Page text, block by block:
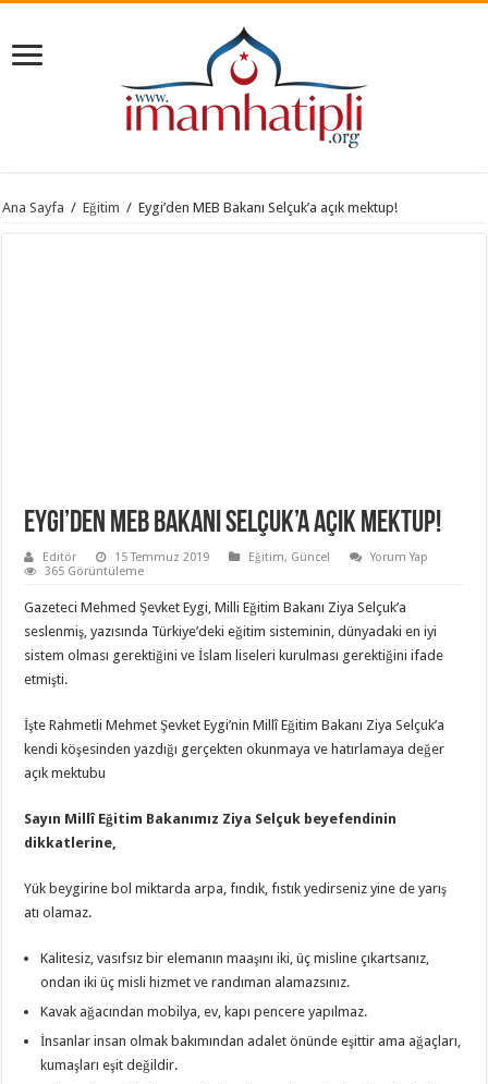
Ana Sayfa / Eğitim / Eygi’den MEB Bakanı Selçuk’a açık mektup!
Eygi’den MEB Bakanı Selçuk’a açık mektup!
Editör 15 Temmuz 2019 Eğitim, Güncel
Yorum Yap
365 Görüntüleme
Gazeteci Mehmed Şevket Eygi, Milli Eğitim Bakanı Ziya Selçuk’a
seslenmiş, yazısında Türkiye’deki eğitim sisteminin, dünyadaki en iyi
sistem olması gerektiğini ve İslam liseleri kurulması gerektiğini ifade
etmişti.
İşte Rahmetli Mehmet Şevket Eygi’nin Millî Eğitim Bakanı Ziya Selçuk’a
kendi köşesinden yazdığı gerçekten okunmaya ve hatırlamaya değer
açık mektubu
Sayın Millî Eğitim Bakanımız Ziya Selçuk beyefendinin
dikkatlerine,
Yük beygirine bol miktarda arpa, fındık, fıstık yedirseniz yine de yarış
atı olamaz.
Kalitesiz, vasıfsız bir elemanın maaşını iki, üç misline çıkartsanız,
ondan iki üç misli hizmet ve randıman alamazsınız.
Kavak ağacından mobilya, ev, kapı pencere yapılmaz.
İnsanlar insan olmak bakımından adalet önünde eşittir ama ağaçları,
kumaşları eşit değildir.